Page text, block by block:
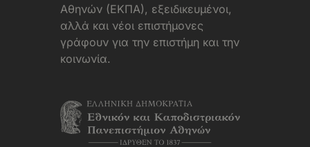
Αθηνών (ΕΚΠΑ), εξειδικευμένοι,
αλλά και νέοι επιστήμονες
γράφουν για την επιστήμη και την
κοινωνία.